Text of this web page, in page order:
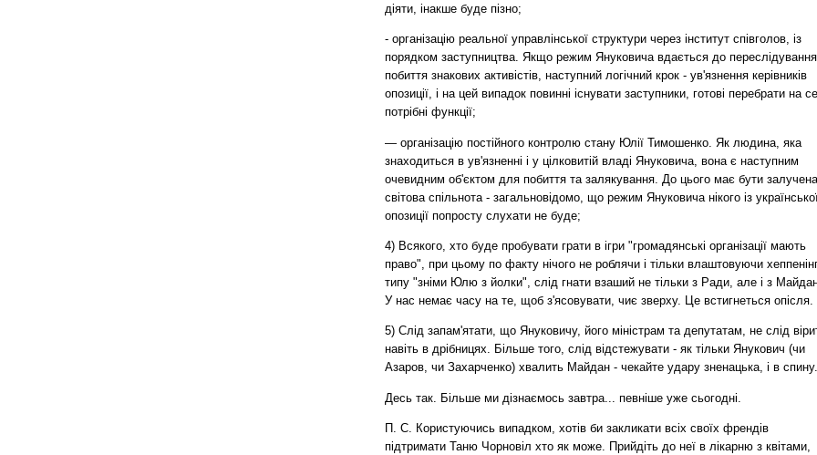
діяти, інакше буде пізно;
- організацію реальної управлінської структури через інститут співголов, із
порядком заступництва. Якщо режим Януковича вдається до переслідування
побиття знакових активістів, наступний логічний крок - ув'язнення керівників
опозиції, і на цей випадок повинні існувати заступники, готові перебрати на
потрібні функції;
— організацію постійного контролю стану Юлії Тимошенко. Як людина, яка
знаходиться в ув'язненні і у цілковитій владі Януковича, вона є наступним
очевидним об'єктом для побиття та залякування. До цього має бути залучена
світова спільнота - загальновідомо, що режим Януковича нікого із
опозиції попросту слухати не буде;
4) Всякого, хто буде пробувати грати в ігри "громадянські організації мають
право", при цьому по факту нічого не роблячи і тільки влаштовуючи
типу "зніми Юлю з йолки", слід гнати взаший не тільки з Ради, але і з
У нас немає часу на те, щоб з'ясовувати, чиє зверху. Це встигнеться опісля.
5) Слід запам'ятати, що Януковичу, його міністрам та депутатам, не слід
навіть в дрібницях. Більше того, слід відстежувати - як тільки Янукович (чи
Азаров, чи Захарченко) хвалить Майдан - чекайте удару зненацька, і в спину.
Десь так. Більше ми дізнаємось завтра... певніше уже сьогодні.
П. С. Користуючись випадком, хотів би закликати всіх своїх френдів
підтримати Таню Чорновіл хто як може. Прийдіть до неї в лікарню з квітами,